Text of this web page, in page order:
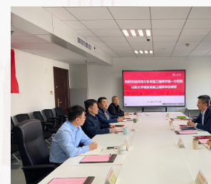
活动。座谈会由新加坡科技设计大学高级顾
绍了XC体育的办学历史、学科优势、科研平
况、卓越工程师培养特色和育人成效。他表示
学在工程师培养和产教融合...